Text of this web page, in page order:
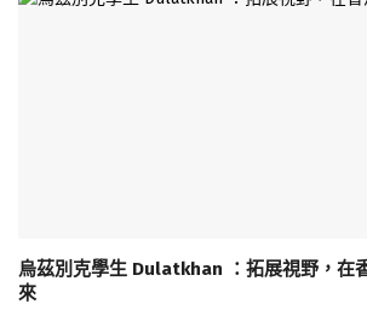
烏茲別克學生 Dulatkhan ：拓展視野，在
來